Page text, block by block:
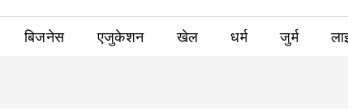
बिजनेस एजुकेशन खेल धर्म जुर्म